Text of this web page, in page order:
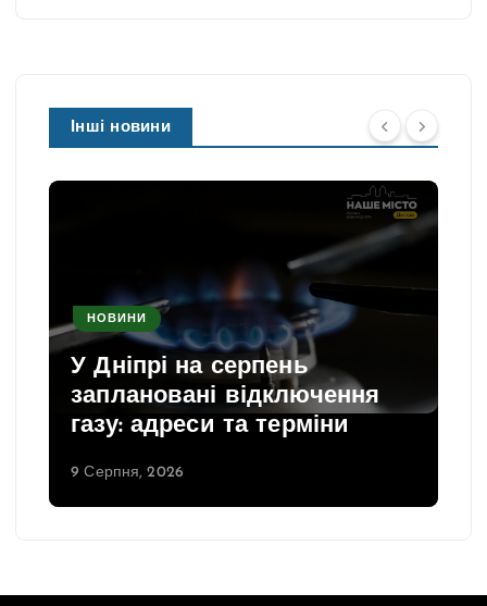
Інші новини
НОВИНИ
У Дніпрі на серпень
заплановані відключення
газу: адреси та терміни
9 Серпня, 2026